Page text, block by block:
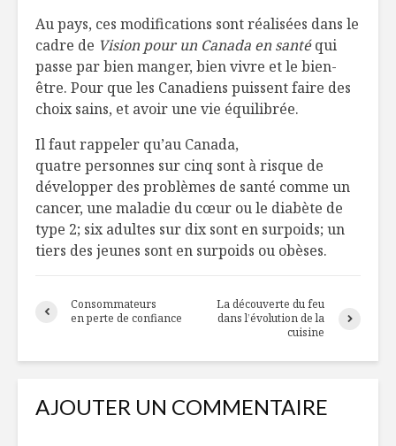
Au pays, ces modifications sont réalisées dans le
cadre de Vision pour un Canada en santéqui
passe par bien manger, bien vivre et le bien-
être. Pour que les Canadiens puissent faire des
choix sains, et avoir une vie équilibrée.
Il faut rappeler qu’au Canada,
quatre personnes sur cinq sont à risque de
développer des problèmes de santé comme un
cancer, une maladie du cœur ou le diabète de
type 2; six adultes sur dix sont en surpoids; un
tiers des jeunes sont en surpoids ou obèses.
Consommateurs
en perte de confiance
La découverte du feu
dans l’évolution de la
cuisine
AJOUTER UN COMMENTAIRE